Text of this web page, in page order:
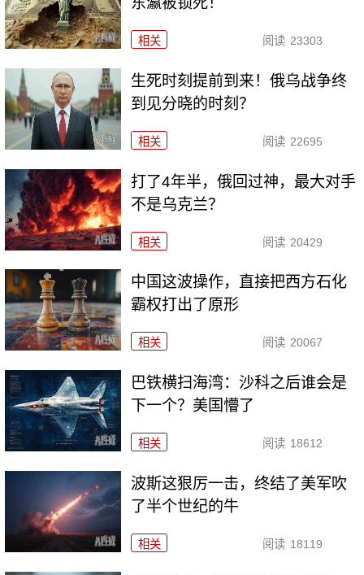
相关 阅读 23303
生死时刻提前到来！俄乌战争终
到见分晓的时刻？
相关 阅读 22695
打了4年半，俄回过神，最大对手
不是乌克兰？
相关 阅读 20429
中国这波操作，直接把西方石化
霸权打出了原形
相关 阅读 20067
巴铁横扫海湾：沙科之后谁会是
下一个？美国懵了
相关 阅读 18612
波斯这狠厉一击，终结了美军吹
了半个世纪的牛
相关 阅读 18119